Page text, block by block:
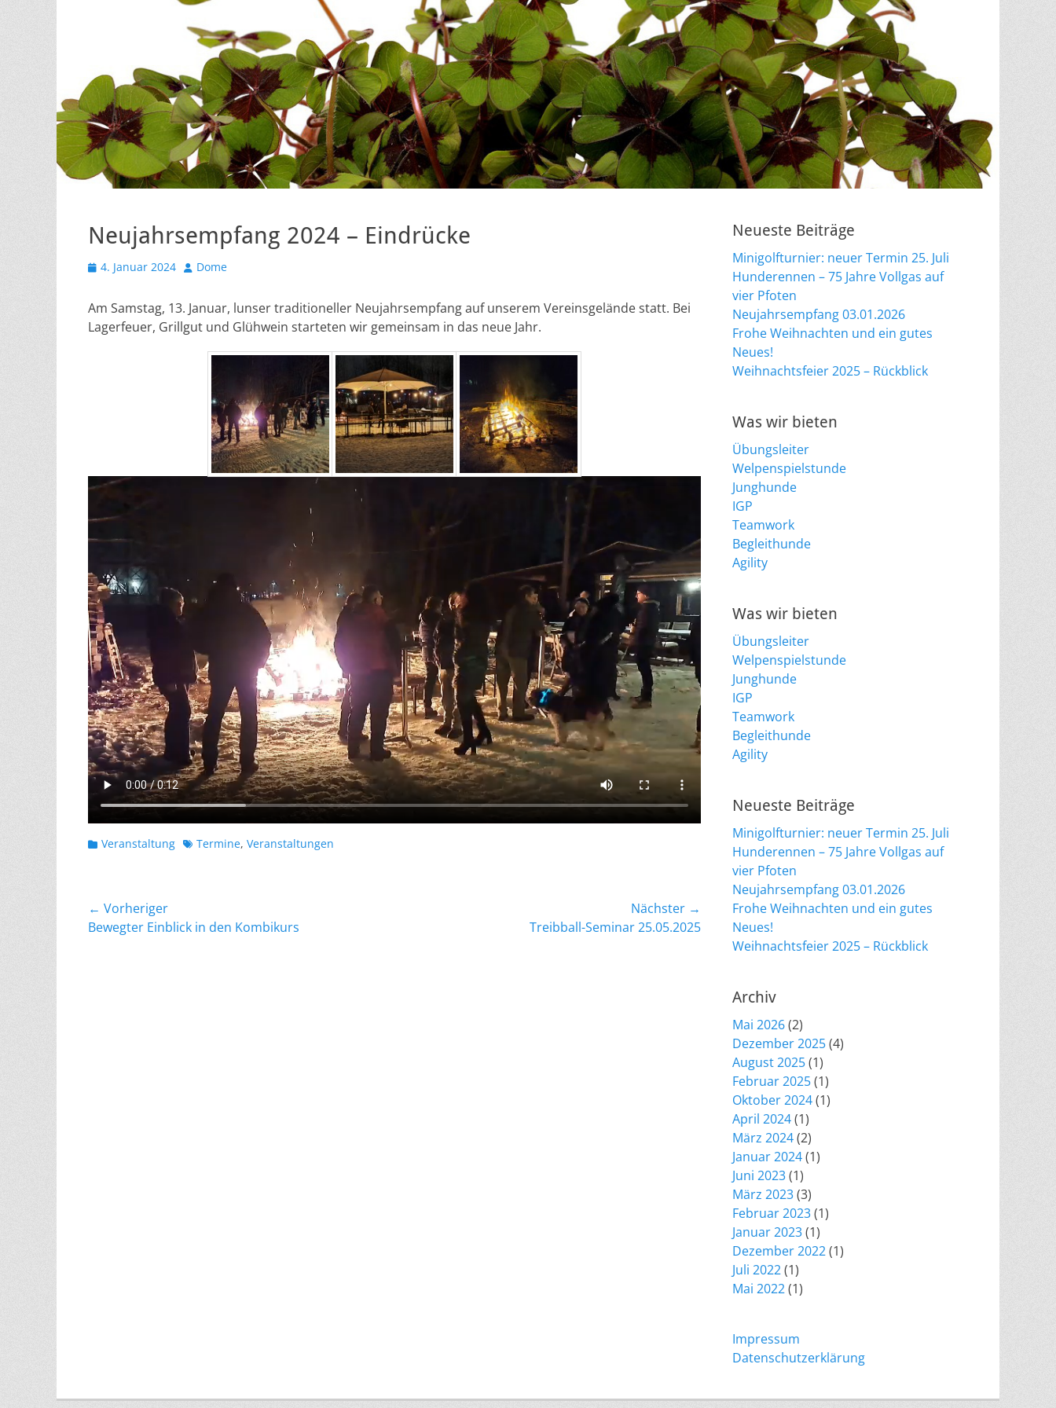
Neujahrsempfang 2024 – Eindrücke
Veröffentlicht
4. Januar 2024 AutorDome
Am Samstag, 13. Januar, lunser traditioneller Neujahrsempfang auf unserem Vereinsgelände statt. Bei
Lagerfeuer, Grillgut und Glühwein starteten wir gemeinsam in das neue Jahr.
Kategorien
Veranstaltung Schlagworte
Termine, Veranstaltungen
Beitragsnavigation
← Vorheriger
Vorheriger
Bewegter Einblick in den Kombikurs
Nächster →
Treibball-Seminar 25.05.2025
Neueste Beiträge
Minigolfturnier: neuer Termin 25. Juli
Hunderennen – 75 Jahre Vollgas auf
vier Pfoten
Neujahrsempfang 03.01.2026
Frohe Weihnachten und ein gutes
Neues!
Weihnachtsfeier 2025 – Rückblick
Was wir bieten
Übungsleiter
Welpenspielstunde
Junghunde
IGP
Teamwork
Begleithunde
Agility
Was wir bieten
Übungsleiter
Welpenspielstunde
Junghunde
IGP
Teamwork
Begleithunde
Agility
Neueste Beiträge
Minigolfturnier: neuer Termin 25. Juli
Hunderennen – 75 Jahre Vollgas auf
vier Pfoten
Neujahrsempfang 03.01.2026
Frohe Weihnachten und ein gutes
Neues!
Weihnachtsfeier 2025 – Rückblick
Archiv
Mai 2026(2)
Dezember 2025(4)
August 2025(1)
Februar 2025(1)
Oktober 2024(1)
April 2024(1)
März 2024(2)
Januar 2024(1)
Juni 2023(1)
März 2023(3)
Februar 2023(1)
Januar 2023(1)
Dezember 2022(1)
Juli 2022(1)
Mai 2022(1)
Impressum
Datenschutzerklärung